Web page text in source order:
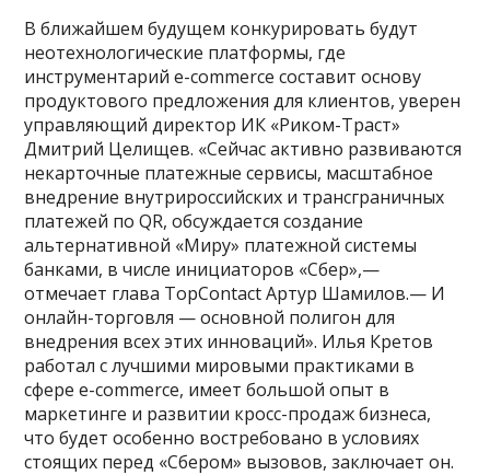
В ближайшем будущем конкурировать будут
неотехнологические платформы, где
инструментарий e-commerce составит основу
продуктового предложения для клиентов, уверен
управляющий директор ИК «Риком-Траст»
Дмитрий Целищев. «Сейчас активно развиваются
некарточные платежные сервисы, масштабное
внедрение внутрироссийских и трансграничных
платежей по QR, обсуждается создание
альтернативной «Миру» платежной системы
банками, в числе инициаторов «Сбер»,—
отмечает глава TopContact Артур Шамилов.— И
онлайн-торговля — основной полигон для
внедрения всех этих инноваций». Илья Кретов
работал с лучшими мировыми практиками в
сфере e-commerce, имеет большой опыт в
маркетинге и развитии кросс-продаж бизнеса,
что будет особенно востребовано в условиях
стоящих перед «Сбером» вызовов, заключает он.